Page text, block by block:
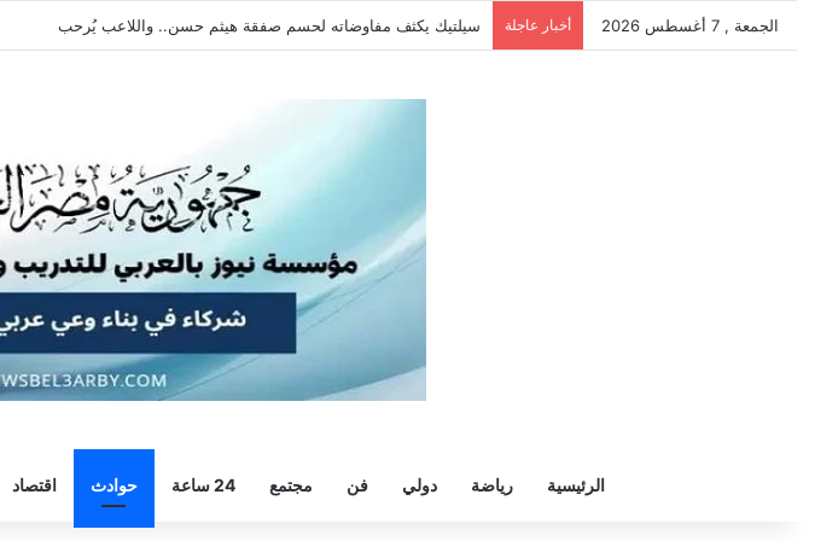
الجمعة , 7 أغسطس 2026 أخبار عاجلة الزمالك يرفض رحيل خوان بيزيرا ويطالبه بالعودة الفورية للتدريبات
الرئيسية رياضة دولي فن مجتمع 24 ساعة حوادث اقتصاد